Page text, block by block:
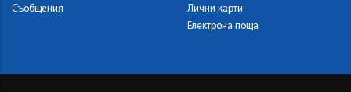
Съобщения
Лични карти
Електрона поща